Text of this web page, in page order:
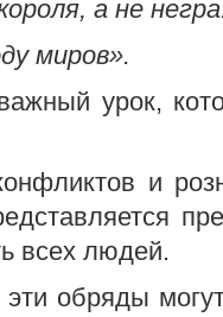
а не
миров».
урок,
и
всех людей.
обряды